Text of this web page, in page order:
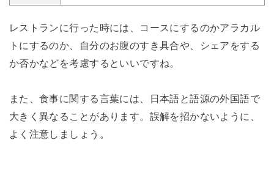
レストランに行った時には、コースにするのかアラカル
トにするのか、自分のお腹のすき具合や、シェアをする
か否かなどを考慮するといいですね。
また、食事に関する言葉には、日本語と語源の外国語で
大きく異なることがあります。誤解を招かないように、
よく注意しましょう。